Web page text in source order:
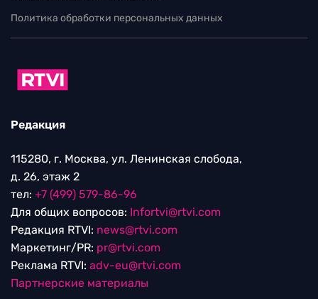
Политика обработки персональных данных
Редакция
115280, г. Москва, ул. Ленинская слобода,
д. 26, этаж 2
тел: +7 (499) 579-86-96
Для общих вопросов: Infortvi@rtvi.com
Редакция RTVI: news@rtvi.com
Маркетинг/PR: pr@rtvi.com
Реклама RTVI: adv-eu@rtvi.com
Партнерские материалы